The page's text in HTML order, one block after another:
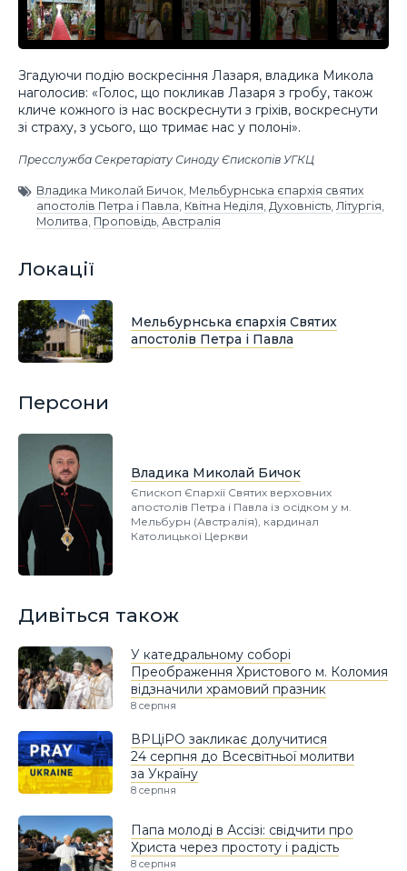
Згадуючи подію воскресіння Лазаря, владика Микола
наголосив: «Голос, що покликав Лазаря з гробу, також
кличе кожного із нас воскреснути з гріхів, воскреснути
зі страху, з усього, що тримає нас у полоні».
Пресслужба Секретаріату Синоду Єпископів УГКЦ
Владика Миколай Бичок Мельбурнська єпархія святих
апостолів Петра і Павла Квітна Неділя Духовність Літургія
Молитва Проповідь Австралія
Локації
Мельбурнська єпархія Святих
апостолів Петра і Павла
Персони
Владика Миколай Бичок
Єпископ Єпархії Святих верховних
апостолів Петра і Павла із осідком у м.
Мельбурн (Австралія), кардинал
Католицької Церкви
Дивіться також
У катедральному соборі
Преображення Христового м. Коломия
відзначили храмовий празник
8 серпня
ВРЦіРО закликає долучитися
24 серпня до Всесвітньої молитви
за Україну
8 серпня
Папа молоді в Ассізі: свідчити про
Христа через простоту і радість
8 серпня